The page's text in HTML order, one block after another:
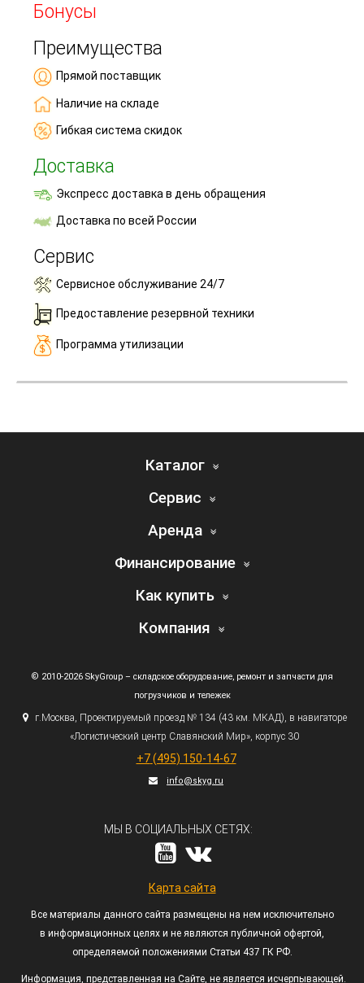
Бонусы
Преимущества
Прямой поставщик
Наличие на складе
Гибкая система скидок
Доставка
Экспресс доставка в день обращения
Доставка по всей России
Сервис
Сервисное обслуживание 24/7
Предоставление резервной техники
Программа утилизации
Каталог
Сервис
Аренда
Финансирование
Как купить
Компания
© 2010-2026 SkyGroup – складское оборудование, ремонт и запчасти для
погрузчиков и тележек
г. Москва, Проектируемый проезд № 134 (43км. МКАД), в навигаторе
«Логистический центр Славянский Мир», корпус 30
+7 (495) 150-14-67
info@skyg.ru
МЫ В СОЦИАЛЬНЫХ СЕТЯХ:
Карта сайта
Все материалы данного сайта размещены на нем исключительно
в информационных целях и не являются публичной офертой,
определяемой положениями Статьи 437 ГК РФ.
Информация, представленная на Сайте, не является исчерпывающей.